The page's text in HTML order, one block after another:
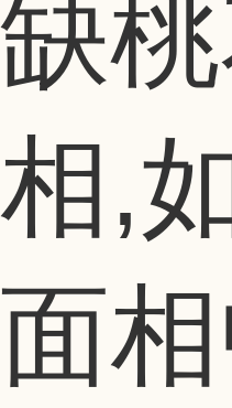
缺
相,
面